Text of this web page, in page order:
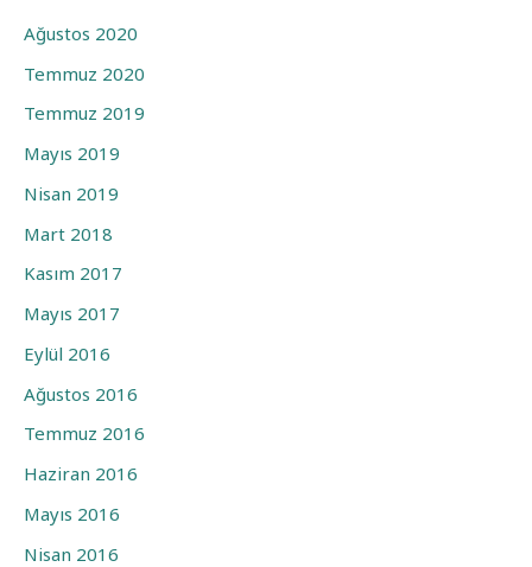
Ağustos 2020
Temmuz 2020
Temmuz 2019
Mayıs 2019
Nisan 2019
Mart 2018
Kasım 2017
Mayıs 2017
Eylül 2016
Ağustos 2016
Temmuz 2016
Haziran 2016
Mayıs 2016
Nisan 2016